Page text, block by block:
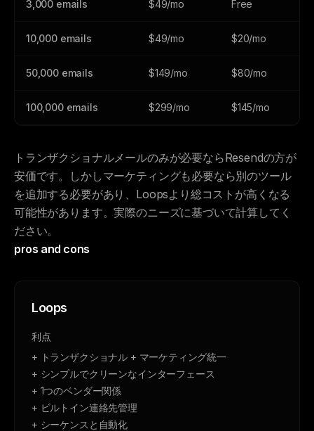
3,000 emails $49/mo Free
10,000 emails $49/mo $20/mo
50,000 emails $149/mo $80/mo
100,000 emails $299/mo $145/mo
トランザクショナルメールのみが必要ならResendの方が
安価です。しかしマーケティングも必要なら別のツール
を追加する必要があり、Loopsより総コストが高くなる
可能性があります。実際のニーズに基づいて計算してく
ださい。
pros and cons
Loops
利点
+ トランザクショナル + マーケティング統一
+ シンプルでクリーンなインターフェース
+ 1つのベンダー関係
+ ビルトイン連絡先管理
+ シーケンスと自動化